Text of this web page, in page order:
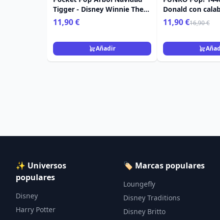
Tigger - Disney Winnie The
Pooh
11,90 €
Añadir
Donald con
11,90 €16,90 €
✨ Universos
populares
Disney
Harry Potter
🏷️ Marcas populares
Loungefly
Disney Traditions
Disney Britto